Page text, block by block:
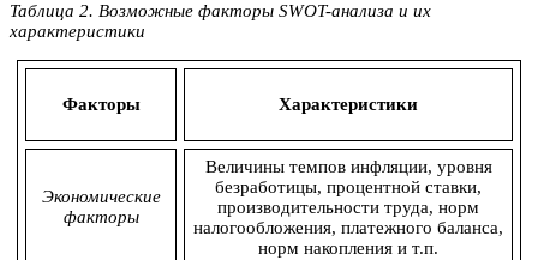
Таблица 2. Возможные факторы SWOT-анализа и их
характеристики
Факторы Характеристики
Экономические
факторы
Величины темпов инфляции, уровня
безработицы, процентной ставки,
производительности труда, норм
налогообложения, платежного баланса,
норм накопления и т.п.